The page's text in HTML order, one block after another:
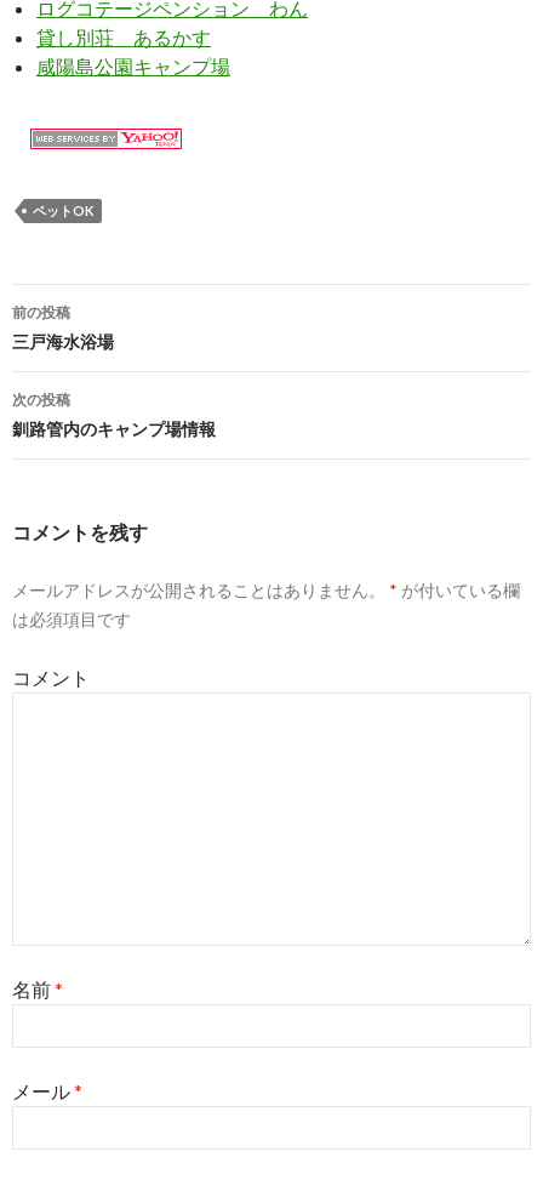
ログコテージペンション わん
貸し別荘 あるかす
咸陽島公園キャンプ場
ペットOK
投
稿
ナ
ゲ
シ
ン
前の投稿
三戸海水浴場
次の投稿
釧路管内のキャンプ場情報
コメントを残す
メールアドレスが公開されることはありません。 * が付いている欄
は必須項目です
コメント
名前*
メール*